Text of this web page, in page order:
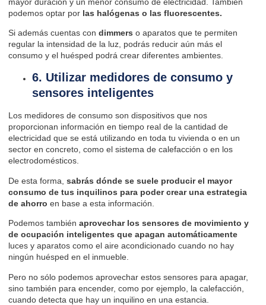
podemos optar por las halógenas o las fluorescentes.
Si además cuentas con dimmers o aparatos que te permiten
regular la intensidad de la luz, podrás reducir aún más el
consumo y el huésped podrá crear diferentes ambientes.
6. Utilizar medidores de consumo y
sensores inteligentes
Los medidores de consumo son dispositivos que nos
proporcionan información en tiempo real de la cantidad de
electricidad que se está utilizando en toda tu vivienda o en un
sector en concreto, como el sistema de calefacción o en los
electrodomésticos.
De esta forma, sabrás dónde se suele producir el mayor
consumo de tus inquilinos para poder crear una estrategia
de ahorro en base a esta información.
Podemos también aprovechar los sensores de movimiento y
de ocupación inteligentes que apagan automáticamente
luces y aparatos como el aire acondicionado cuando no hay
ningún huésped en el inmueble.
Pero no sólo podemos aprovechar estos sensores para apagar,
sino también para encender, como por ejemplo, la calefacción,
cuando detecta que hay un inquilino en una estancia.